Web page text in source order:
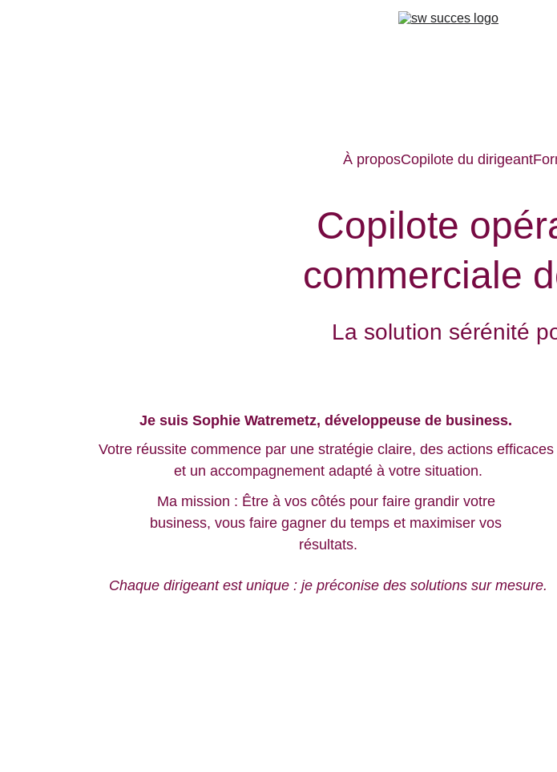
À proposCopilote du dirigeant
Je suis Sophie Watremetz, développeuse de business.
Votre réussite commence par une stratégie claire, des actions efficaces
et un accompagnement adapté à votre situation.
La solution sérénité
Copilote
commerciale
Ma mission : Être à vos côtés pour faire grandir votre
business, vous faire gagner du temps et maximiser vos
résultats.
Chaque dirigeant est unique : je préconise des solutions sur mesure.